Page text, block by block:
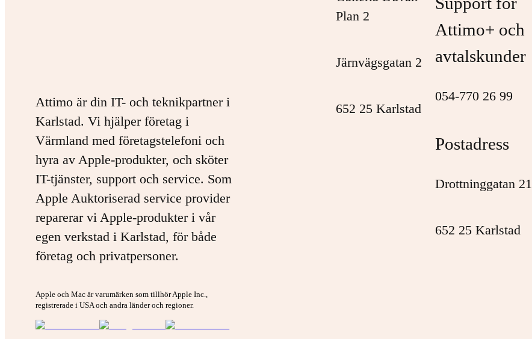
Attimo är din IT- och teknikpartner i
Karlstad. Vi hjälper företag i
Värmland med företagstelefoni och
hyra av Apple-produkter, och sköter
IT-tjänster, support och service. Som
Apple Auktoriserad service provider
reparerar vi Apple-produkter i vår
egen verkstad i Karlstad, för både
företag och privatpersoner.
Apple och Mac är varumärken som tillhör Apple Inc.,
registrerade i USA och andra länder och regioner.
Plan 2
Järnvägsgatan 2
652 25 Karlstad
Attimo+ och
avtalskunder
054-770 26 99
Postadress
Drottninggatan 21
652 25 Karlstad